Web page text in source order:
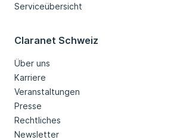
Serviceübersicht
Claranet Schweiz
Über uns
Karriere
Veranstaltungen
Presse
Rechtliches
Newsletter